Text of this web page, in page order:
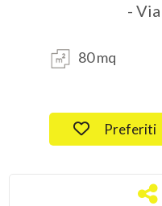
-
80 mq
Preferiti:
Preferiti
Residenziali